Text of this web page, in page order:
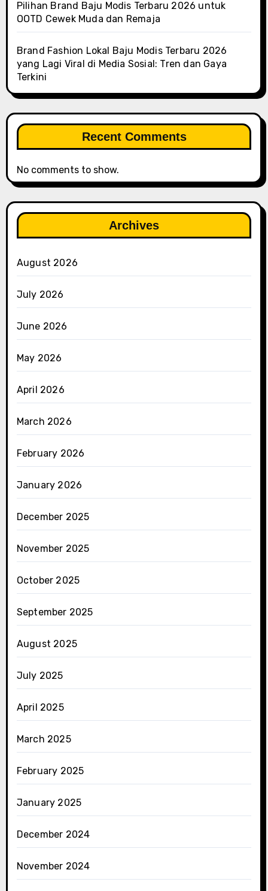
Pilihan Brand Baju Modis Terbaru 2026 untuk
OOTD Cewek Muda dan Remaja
Brand Fashion Lokal Baju Modis Terbaru 2026
yang Lagi Viral di Media Sosial: Tren dan Gaya
Terkini
Recent Comments
No comments to show.
Archives
August 2026
July 2026
June 2026
May 2026
April 2026
March 2026
February 2026
January 2026
December 2025
November 2025
October 2025
September 2025
August 2025
July 2025
April 2025
March 2025
February 2025
January 2025
December 2024
November 2024